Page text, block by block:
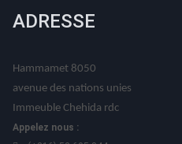
ADRESSE
Hammamet 8050
avenue des nations unies
Immeuble Chehida rdc
Appelez nous :